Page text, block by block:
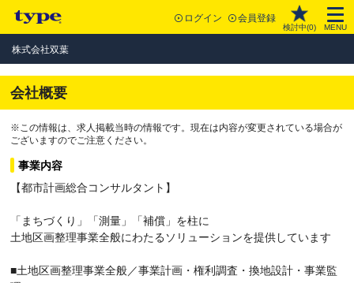
ログイン 会員登録
検討中(0) MENU
株式会社双葉
会社概要
※この情報は、求人掲載当時の情報です。現在は内容が変更されている場合が
ございますのでご注意ください。
事業内容
【都市計画総合コンサルタント】
「まちづくり」「測量」「補償」を柱に
土地区画整理事業全般にわたるソリューションを提供しています
■土地区画整理事業全般／事業計画・権利調査・換地設計・事業監